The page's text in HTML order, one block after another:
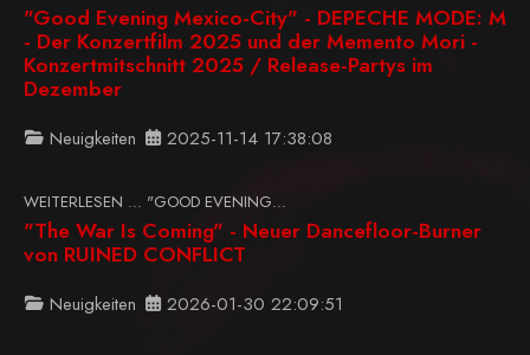
"Good Evening Mexico-City" - DEPECHE MODE: M
- Der Konzertfilm 2025 und der Memento Mori -
Konzertmitschnitt 2025 / Release-Partys im
Dezember
Neuigkeiten 2025-11-14 17:38:08
WEITERLESEN … "GOOD EVENING...
"The War Is Coming" - Neuer Dancefloor-Burner
von RUINED CONFLICT
Neuigkeiten 2026-01-30 22:09:51